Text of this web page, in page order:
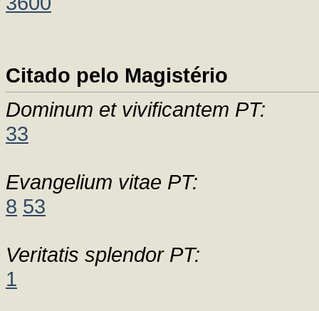
Citado pelo Magistério
Dominum et vivificantem PT:
33
Evangelium vitae PT:
8 53
Veritatis splendor PT:
1